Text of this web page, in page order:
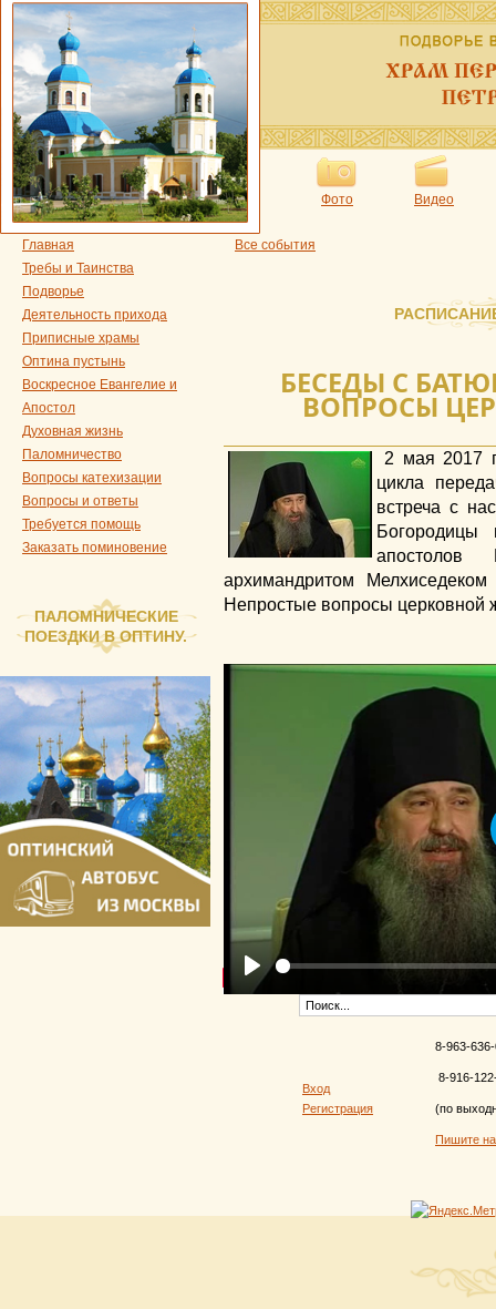
Фото Видео
Главная
Требы и Таинства
Подворье
Деятельность прихода
Приписные храмы
Оптина пустынь
Воскресное Евангелие и
Апостол
Духовная жизнь
Паломничество
Вопросы катехизации
Вопросы и ответы
Требуется помощь
Заказать поминовение
ПАЛОМНИЧЕСКИЕ
ПОЕЗДКИ В ОПТИНУ.
Все события
БЕСЕДЫ С
ВОПРОСЫ
2 мая 2017
цикла
встреча с
архимандритом
Непростые вопросы церковной
Play
Вход
Регистрация
8-963-
8-916-
(по
Пишите